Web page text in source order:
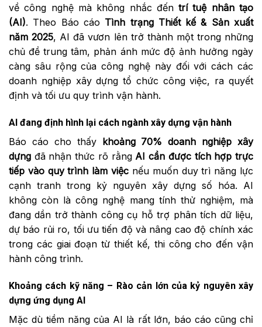
về công nghệ mà không nhắc đếntrí tuệ nhân tạo
(AI). Theo Báo cáo Tình trạng Thiết kế & Sản xuất
năm 2025, AI đã vươn lên trở thành một trong những
chủ đề trung tâm, phản ánh mức độ ảnh hưởng ngày
càng sâu rộng của công nghệ này đối với cách các
doanh nghiệp xây dựng tổ chức công việc, ra quyết
định và tối ưu quy trình vận hành.
AI đang định hình lại cách ngành xây dựng vận hành
Báo cáo cho thấy khoảng 70% doanh nghiệp xây
dựng đã nhận thức rõ rằng AI cần được tích hợp trực
tiếp vào quy trình làm việc nếu muốn duy trì năng lực
cạnh tranh trong kỷ nguyên xây dựng số hóa. AI
không còn là công nghệ mang tính thử nghiệm, mà
đang dần trở thành công cụ hỗ trợ phân tích dữ liệu,
dự báo rủi ro, tối ưu tiến độ và nâng cao độ chính xác
trong các giai đoạn từ thiết kế, thi công cho đến vận
hành công trình.
Khoảng cách kỹ năng – Rào cản lớn của kỷ nguyên xây
dựng ứng dụng AI
Mặc dù tiềm năng của AI là rất lớn, báo cáo cũng chỉ